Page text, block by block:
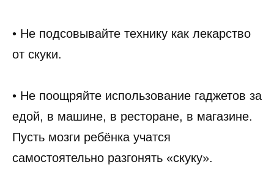
• Не подсовывайте технику как лекарство
от скуки.
• Не поощряйте использование гаджетов за
едой, в машине, в ресторане, в магазине.
Пусть мозги ребёнка учатся
самостоятельно разгонять «скуку».